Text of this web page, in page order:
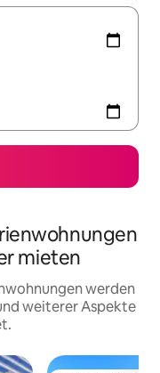
mieten
werden
weiterer Aspekte